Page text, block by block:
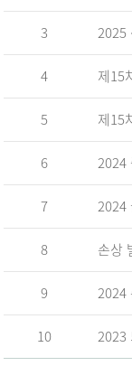
3 2025
4 제15
5 제15
6 2024
7 2024
8 손상
9 2024
10 2023